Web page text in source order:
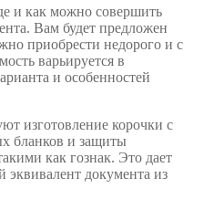
и как можно совершить
Вам будет предложен
приобрести недорого и с
варьируется в
и особенностей
изготовление корочки с
бланков и защиты
как гознак. Это дает
эквивалент документа из